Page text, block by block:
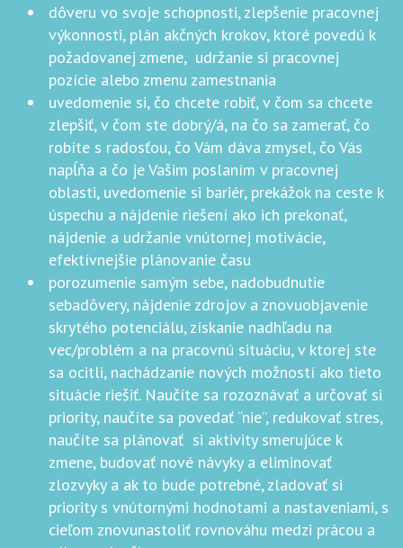
dôveru vo svoje schopnosti, zlepšenie pracovnej
výkonnosti, plán akčných krokov, ktoré povedú k
požadovanej zmene, udržanie si pracovnej
pozície alebo zmenu zamestnania
uvedomenie si, čo chcete robiť, v čom sa chcete
zlepšiť, v čom ste dobrý/á, na čo sa zamerať, čo
robíte s radosťou, čo Vám dáva zmysel, čo Vás
napĺňa a čo je Vašim poslaním v pracovnej
oblasti, uvedomenie si bariér, prekážok na ceste k
úspechu a nájdenie riešení ako ich prekonať,
nájdenie a udržanie vnútornej motivácie,
efektívnejšie plánovanie času
porozumenie samým sebe, nadobudnutie
sebadôvery, nájdenie zdrojov a znovuobjavenie
skrytého potenciálu, získanie nadhľadu na
vec/problém a na pracovnú situáciu, v ktorej ste
sa ocitli, nachádzanie nových možností ako tieto
situácie riešiť. Naučíte sa rozoznávať a určovať si
priority, naučíte sa povedať “nie”, redukovať stres,
naučíte sa plánovať si aktivity smerujúce k
zmene, budovať nové návyky a eliminovať
zlozvyky a ak to bude potrebné, zladovať si
priority s vnútornými hodnotami a nastaveniami, s
cieľom znovunastoliť rovnováhu medzi prácou a